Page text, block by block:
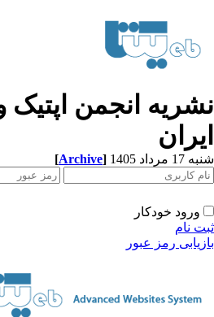
انجمن اپتیک
مرداد 1405 [Archive]
ورود خودکار
نام
رمز عبور